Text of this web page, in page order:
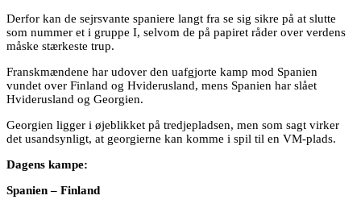
Derfor kan de sejrsvante spaniere langt fra se sig sikre på at slutte
som nummer et i gruppe I, selvom de på papiret råder over verdens
måske stærkeste trup.
Franskmændene har udover den uafgjorte kamp mod Spanien
vundet over Finland og Hviderusland, mens Spanien har slået
Hviderusland og Georgien.
Georgien ligger i øjeblikket på tredjepladsen, men som sagt virker
det usandsynligt, at georgierne kan komme i spil til en VM-plads.
Dagens kampe:
Spanien – Finland